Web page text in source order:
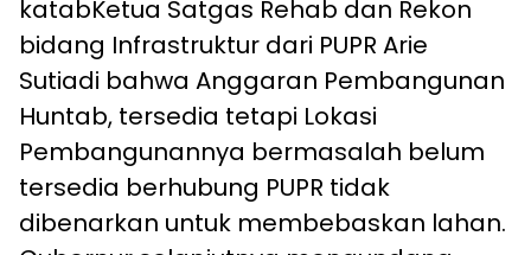
katabKetua Satgas Rehab dan Rekon
bidang Infrastruktur dari PUPR Arie
Sutiadi bahwa Anggaran Pembangunan
Huntab, tersedia tetapi Lokasi
Pembangunannya bermasalah belum
tersedia berhubung PUPR tidak
dibenarkan untuk membebaskan lahan.